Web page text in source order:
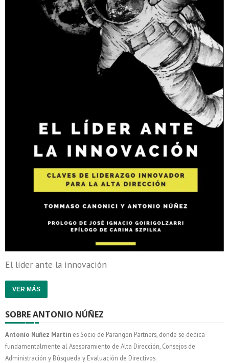
El líder ante la innovación
VER MÁS
SOBRE ANTONIO NÚÑEZ
Antonio Nuñez Martin es Socio de Parangon Partners, donde se dedica
fundamentalmente al Asesoramiento de Alta Dirección, Consejos de
Administración y Búsqueda y Evaluación de Directivos.